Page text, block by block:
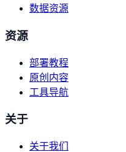
数据资源
资源
部署教程
原创内容
工具导航
关于
关于我们